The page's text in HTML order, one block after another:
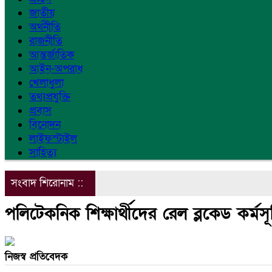
জাতীয়
অর্থনীতি
রাজনীতি
আন্তর্জাতিক
আইন-অপরাধ
খেলাধুলা
তথ্যপ্রযুক্তি
প্রবাস
বিনোদন
লাইফস্টাইল
সাহিত্য
সংবাদ শিরোনাম ::
পলিটেকনিক শিক্ষার্থীদের রেল ব্লকেড
নিজস্ব প্রতিবেদক